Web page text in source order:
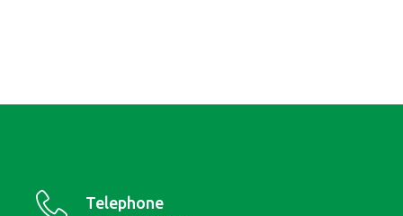
până
Telephone